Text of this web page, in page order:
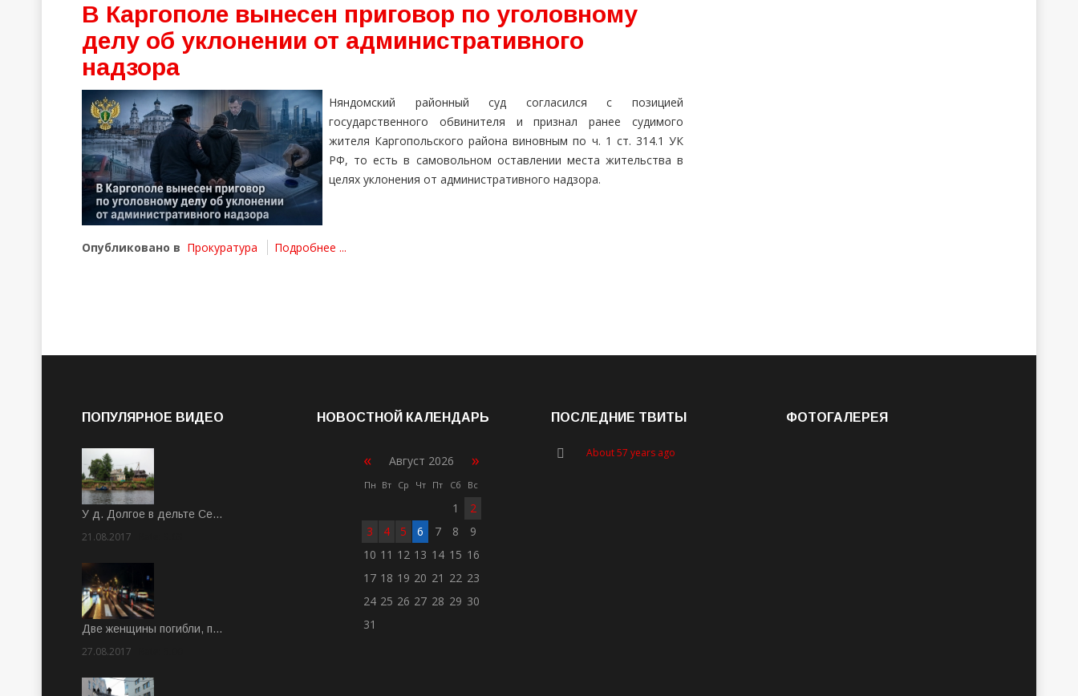
В Каргополе вынесен приговор по уголовному
делу об уклонении от административного
надзора
Няндомский районный суд согласился с позицией
государственного обвинителя и признал ранее судимого
жителя Каргопольского района виновным по ч. 1 ст. 314.1 УК
РФ, то есть в самовольном оставлении места жительства в
целях уклонения от административного надзора.
Опубликовано в Прокуратура Подробнее ...
ПОПУЛЯРНОЕ ВИДЕО
У д. Долгое в дельте Се…
21.08.2017
Две женщины погибли, п…
27.08.2017
НОВОСТНОЙ КАЛЕНДАРЬ
« Август 2026 »
Пн Вт Ср Чт Пт Сб Вс
1
2
3
4 5 6 7 8
9
10 11 12 13 14 15 16
17 18 19 20 21 22 23
24 25 26 27 28 29 30
31
ПОСЛЕДНИЕ ТВИТЫ
About 57 years ago
ФОТОГАЛЕРЕЯ